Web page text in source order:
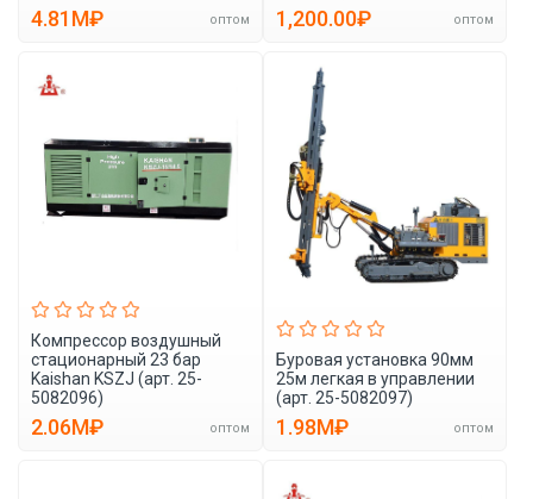
4.81M₽ оптом 1,200.00₽ оптом
Компрессор воздушный
стационарный 23 бар
Kaishan KSZJ (арт. 25-
5082096)
2.06M₽ оптом
Буровая установка 90мм
25м легкая в управлении
(арт. 25-5082097)
1.98M₽ оптом